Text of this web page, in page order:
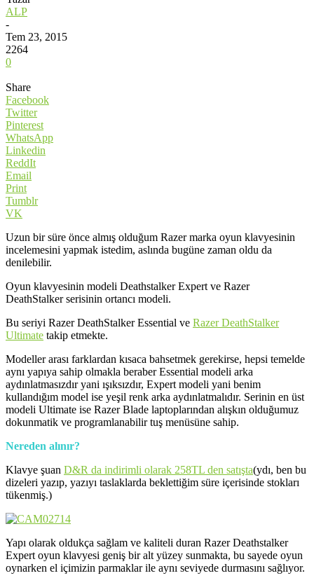
ALP
-
Tem 23, 2015
2264
0
Share
Facebook
Twitter
Pinterest
WhatsApp
Linkedin
ReddIt
Email
Print
Tumblr
VK
Uzun bir süre önce almış olduğum Razer marka oyun klavyesinin
incelemesini yapmak istedim, aslında bugüne zaman oldu da
denilebilir.
Oyun klavyesinin modeli Deathstalker Expert ve Razer
DeathStalker serisinin ortancı modeli.
Bu seriyi Razer DeathStalker Essential ve Razer DeathStalker
Ultimate takip etmekte.
Modeller arası farklardan kısaca bahsetmek gerekirse, hepsi temelde
aynı yapıya sahip olmakla beraber Essential modeli arka
aydınlatmasızdır yani ışıksızdır, Expert modeli yani benim
kullandığım model ise yeşil renk arka aydınlatmalıdır. Serinin en üst
modeli Ultimate ise Razer Blade laptoplarından alışkın olduğumuz
dokunmatik ve programlanabilir tuş menüsüne sahip.
Nereden alınır?
Klavye şuan D&R da indirimli olarak 258TL den satışta(ydı, ben bu
dizeleri yazıp, yazıyı taslaklarda beklettiğim süre içerisinde stokları
tükenmiş.)
Yapı olarak oldukça sağlam ve kaliteli duran Razer Deathstalker
Expert oyun klavyesi geniş bir alt yüzey sunmakta, bu sayede oyun
oynarken el içimizin parmaklar ile aynı seviyede durmasını sağlıyor.